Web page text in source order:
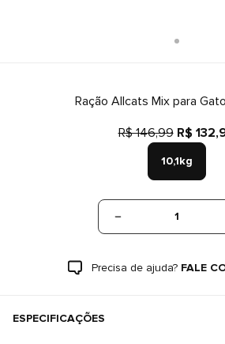
Ração Allcats Mix para
R$ 146,99 R$
10,1kg
1
Precisa de ajuda? FALE
ESPECIFICAÇÕES